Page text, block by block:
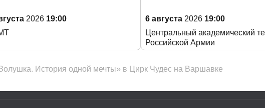
2026 19:00
6 августа 2026 19:00
Центральный академический
Российской Армии
История одной мечты» в Цирк Чудес на Варшавке